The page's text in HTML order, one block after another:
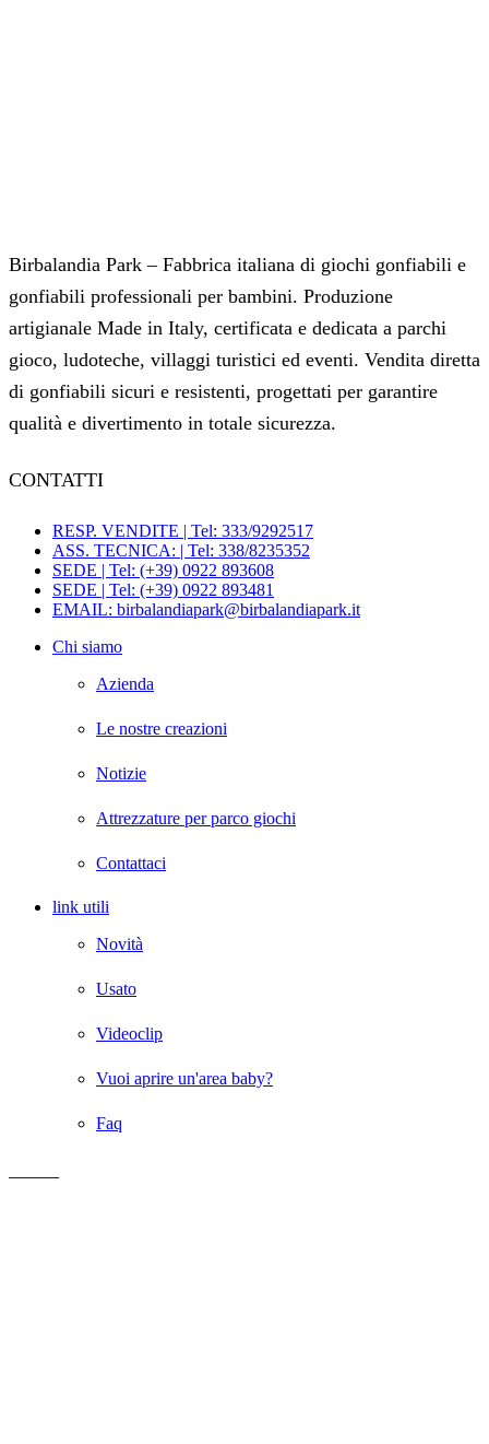
Birbalandia Park – Fabbrica italiana di giochi gonfiabili e
gonfiabili professionali per bambini. Produzione
artigianale Made in Italy, certificata e dedicata a parchi
gioco, ludoteche, villaggi turistici ed eventi. Vendita diretta
di gonfiabili sicuri e resistenti, progettati per garantire
qualità e divertimento in totale sicurezza.
CONTATTI
RESP. VENDITE | Tel: 333/9292517
ASS. TECNICA: | Tel: 338/8235352
SEDE | Tel: (+39) 0922 893608
SEDE | Tel: (+39) 0922 893481
EMAIL: birbalandiapark@birbalandiapark.it
Chi siamo
Azienda
Le nostre creazioni
Notizie
Attrezzature per parco giochi
Contattaci
link utili
Novità
Usato
Videoclip
Vuoi aprire un'area baby?
Faq